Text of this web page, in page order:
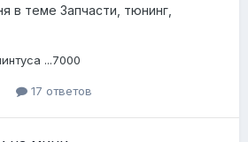
в теме Запчасти, тюнинг,
...7000
17 ответов